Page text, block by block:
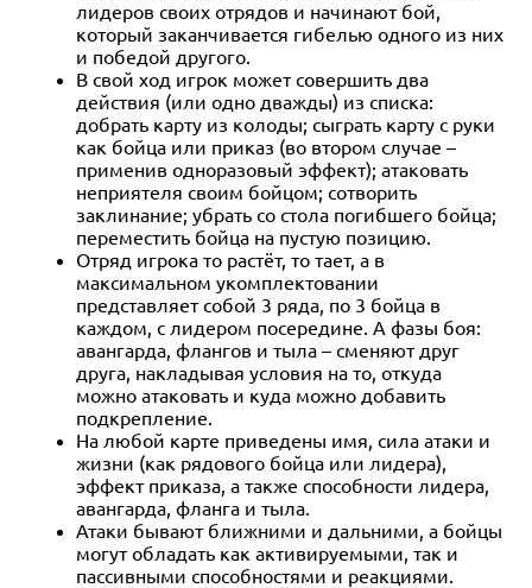
лидеров своих отрядов и начинают бой,
который заканчивается гибелью одного из них
и победой другого.
В свой ход игрок может совершить два
действия (или одно дважды) из списка:
добрать карту из колоды; сыграть карту с руки
как бойца или приказ (во втором случае –
применив одноразовый эффект); атаковать
неприятеля своим бойцом; сотворить
заклинание; убрать со стола погибшего бойца;
переместить бойца на пустую позицию.
Отряд игрока то растёт, то тает, а в
максимальном укомплектовании
представляет собой 3 ряда, по 3 бойца в
каждом, с лидером посередине. А фазы боя:
авангарда, флангов и тыла – сменяют друг
друга, накладывая условия на то, откуда
можно атаковать и куда можно добавить
подкрепление.
На любой карте приведены имя, сила атаки и
жизни (как рядового бойца или лидера),
эффект приказа, а также способности лидера,
авангарда, фланга и тыла.
Атаки бывают ближними и дальними, а бойцы
могут обладать как активируемыми, так и
пассивными способностями и реакциями.